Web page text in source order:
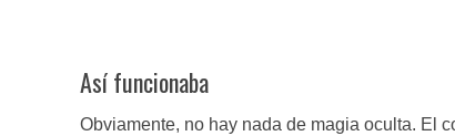
Así funcionaba
Obviamente, no hay nada de magia oculta. El